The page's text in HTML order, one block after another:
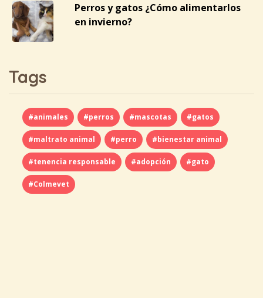
Perros y gatos ¿Cómo alimentarlos
en invierno?
Tags
#animales #perros #mascotas #gatos
#maltrato animal #perro #bienestar animal
#tenencia responsable #adopción #gato
#Colmevet